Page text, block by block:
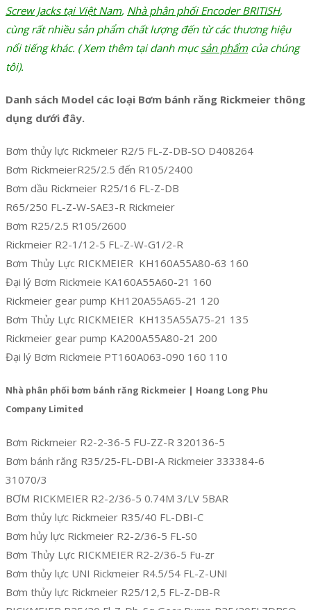
Screw Jacks tại Việt Nam, Nhà phân phối Encoder BRITISH,
cùng rất nhiều sản phẩm chất lượng đến từ các thương hiệu
nổi tiếng khác. ( Xem thêm tại danh mụcsản phẩmcủa chúng
tôi).
Danh sách Model các loại Bơm bánh răng Rickmeier thông
dụng dưới đây.
Bơm thủy lực Rickmeier R2/5 FL-Z-DB-SO D408264
Bơm RickmeierR25/2.5 đến R105/2400
Bơm dầu Rickmeier R25/16 FL-Z-DB
R65/250 FL-Z-W-SAE3-R Rickmeier
Bơm R25/2.5 R105/2600
Rickmeier R2-1/12-5 FL-Z-W-G1/2-R
Bơm Thủy Lực RICKMEIER KH160A55A80-63 160
Đại lý Bơm Rickmeie KA160A55A60-21 160
Rickmeier gear pump KH120A55A65-21 120
Bơm Thủy Lực RICKMEIER KH135A55A75-21 135
Rickmeier gear pump KA200A55A80-21 200
Đại lý Bơm Rickmeie PT160A063-090 160 110
Nhà phân phối bơm bánh răng Rickmeier | Hoang Long Phu
Company Limited
Bơm Rickmeier R2-2-36-5 FU-ZZ-R 320136-5
Bơm bánh răng R35/25-FL-DBI-A Rickmeier 333384-6
31070/3
BƠM RICKMEIER R2-2/36-5 0.74M 3/LV 5BAR
Bơm thủy lực Rickmeier R35/40 FL-DBI-C
Bơm hủy lực Rickmeier R2-2/36-5 FL-S0
Bơm Thủy Lực RICKMEIER R2-2/36-5 Fu-zr
Bơm thủy lực UNI Rickmeier R4.5/54 FL-Z-UNI
Bơm thủy lực Rickmeier R25/12,5 FL-Z-DB-R